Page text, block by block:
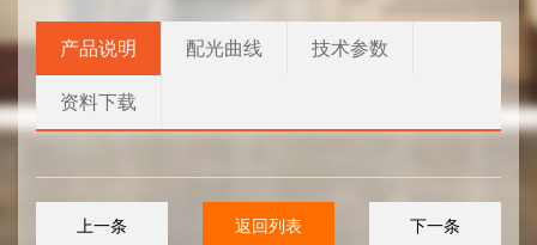
产品说明 配光曲线 技术参数
资料下载
下一条
上一条 返回列表